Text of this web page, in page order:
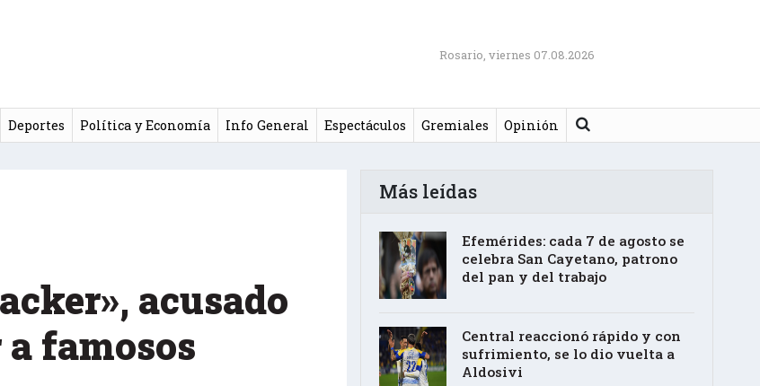
Rosario, viernes 07.08.2026
Deportes Política y Economía Info General Espectáculos Gremiales Opinión Buscar
acusado
famosos
Más leídas
Efemérides: cada 7 de agosto se
celebra San Cayetano, patrono
del pan y del trabajo
Central reaccionó rápido y con
sufrimiento, se lo dio vuelta a
Aldosivi